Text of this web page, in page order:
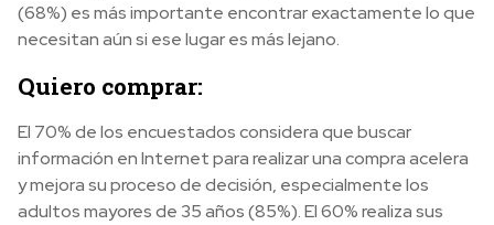
(68%) es más importante encontrar exactamente lo que
necesitan aún si ese lugar es más lejano.
Quiero comprar:
El 70% de los encuestados considera que buscar
información en Internet para realizar una compra acelera
y mejora su proceso de decisión, especialmente los
adultos mayores de 35 años (85%). El 60% realiza sus